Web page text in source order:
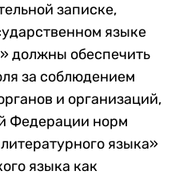
записке,
языке
должны обеспечить
за соблюдением
и организаций,
Федерации норм
языка»
языка как